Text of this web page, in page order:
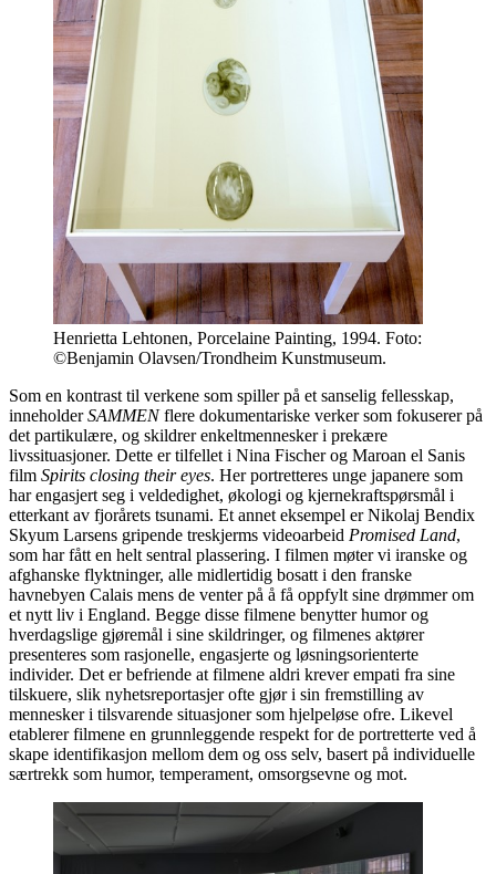
Henrietta Lehtonen, Porcelaine Painting, 1994. Foto:
©Benjamin Olavsen/Trondheim Kunstmuseum.
Som en kontrast til verkene som spiller på et sanselig fellesskap,
inneholderSAMMENflere dokumentariske verker som fokuserer på
det partikulære, og skildrer enkeltmennesker i prekære
livssituasjoner. Dette er tilfellet i Nina Fischer og Maroan el Sanis
film Spirits closing their eyes. Her portretteres unge japanere som
har engasjert seg i veldedighet, økologi og kjernekraftspørsmål i
etterkant av fjorårets tsunami. Et annet eksempel er Nikolaj Bendix
Skyum Larsens gripende treskjerms videoarbeid Promised Land,
som har fått en helt sentral plassering. I filmen møter vi iranske og
afghanske flyktninger, alle midlertidig bosatt i den franske
havnebyen Calais mens de venter på å få oppfylt sine drømmer om
et nytt liv i England. Begge disse filmene benytter humor og
hverdagslige gjøremål i sine skildringer, og filmenes aktører
presenteres som rasjonelle, engasjerte og løsningsorienterte
individer. Det er befriende at filmene aldri krever empati fra sine
tilskuere, slik nyhetsreportasjer ofte gjør i sin fremstilling av
mennesker i tilsvarende situasjoner som hjelpeløse ofre. Likevel
etablerer filmene en grunnleggende respekt for de portretterte ved å
skape identifikasjon mellom dem og oss selv, basert på individuelle
særtrekk som humor, temperament, omsorgsevne og mot.